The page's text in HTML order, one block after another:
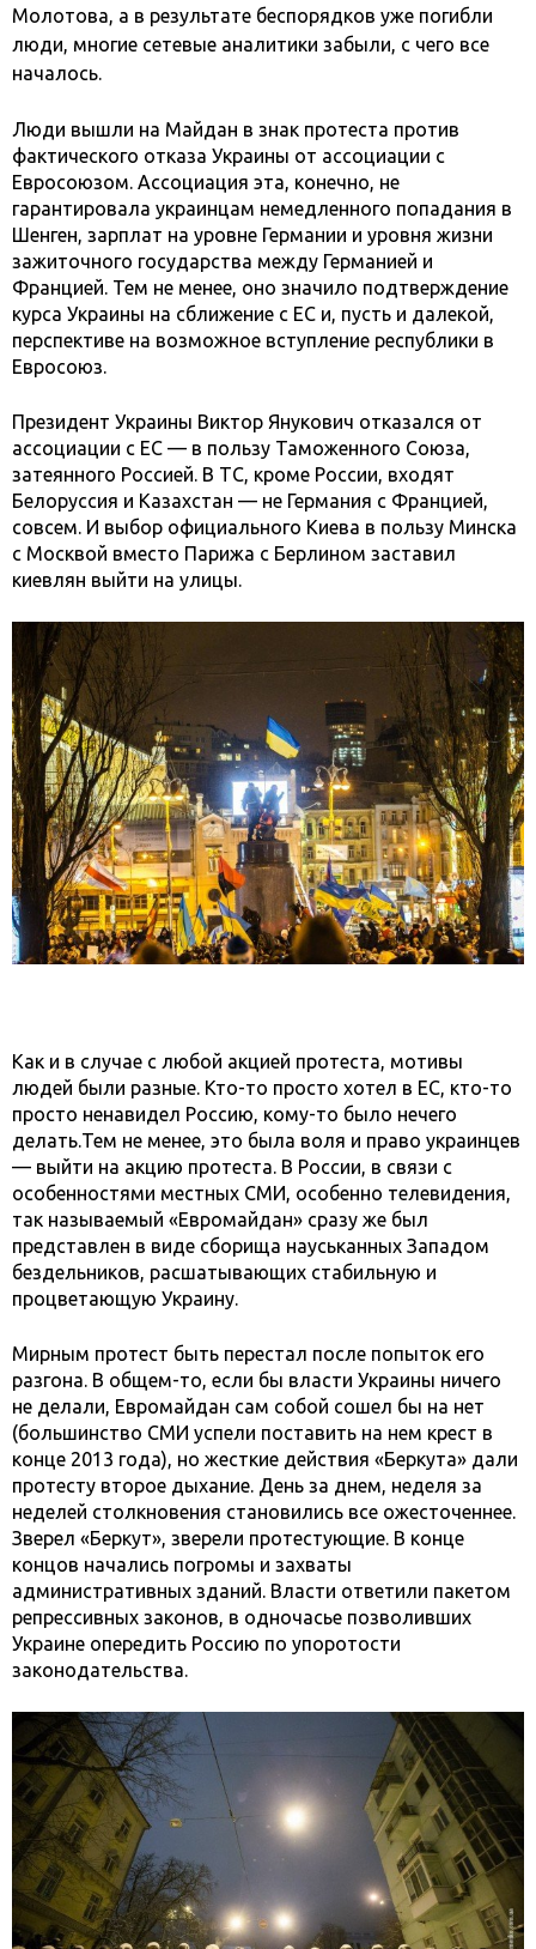
Молотова, а в результате беспорядков уже погибли
люди, многие сетевые аналитики забыли, с чего все
началось.
Люди вышли на Майдан в знак протеста против
фактического отказа Украины от ассоциации с
Евросоюзом. Ассоциация эта, конечно, не
гарантировала украинцам немедленного попадания в
Шенген, зарплат на уровне Германии и уровня жизни
зажиточного государства между Германией и
Францией. Тем не менее, оно значило подтверждение
курса Украины на сближение с ЕС и, пусть и далекой,
перспективе на возможное вступление республики в
Евросоюз.
Президент Украины Виктор Янукович отказался от
ассоциации с ЕС — в пользу Таможенного Союза,
затеянного Россией. В ТС, кроме России, входят
Белоруссия и Казахстан — не Германия с Францией,
совсем. И выбор официального Киева в пользу Минска
с Москвой вместо Парижа с Берлином заставил
киевлян выйти на улицы.
Как и в случае с любой акцией протеста, мотивы
людей были разные. Кто-то просто хотел в ЕС, кто-то
просто ненавидел Россию, кому-то было нечего
делать.Тем не менее, это была воля и право украинцев
— выйти на акцию протеста. В России, в связи с
особенностями местных СМИ, особенно телевидения,
так называемый «Евромайдан» сразу же был
представлен в виде сборища науськанных Западом
бездельников, расшатывающих стабильную и
процветающую Украину.
Мирным протест быть перестал после попыток его
разгона. В общем-то, если бы власти Украины ничего
не делали, Евромайдан сам собой сошел бы на нет
(большинство СМИ успели поставить на нем крест в
конце 2013 года), но жесткие действия «Беркута» дали
протесту второе дыхание. День за днем, неделя за
неделей столкновения становились все ожесточеннее.
Зверел «Беркут», зверели протестующие. В конце
концов начались погромы и захваты
административных зданий. Власти ответили пакетом
репрессивных законов, в одночасье позволивших
Украине опередить Россию по упоротости
законодательства.